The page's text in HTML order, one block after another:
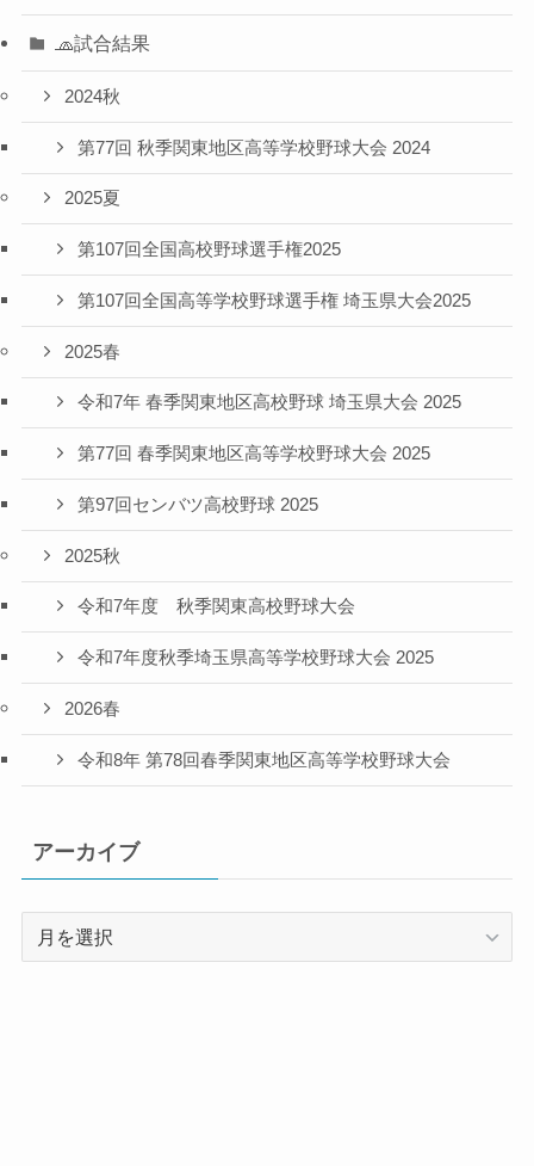
🧢試合結果
2024秋
第77回 秋季関東地区高等学校野球大会 2024
2025夏
第107回全国高校野球選手権2025
第107回全国高等学校野球選手権 埼玉県大会2025
2025春
令和7年 春季関東地区高校野球 埼玉県大会 2025
第77回 春季関東地区高等学校野球大会 2025
第97回センバツ高校野球 2025
2025秋
令和7年度 秋季関東高校野球大会
令和7年度秋季埼玉県高等学校野球大会 2025
2026春
令和8年 第78回春季関東地区高等学校野球大会
アーカイブ